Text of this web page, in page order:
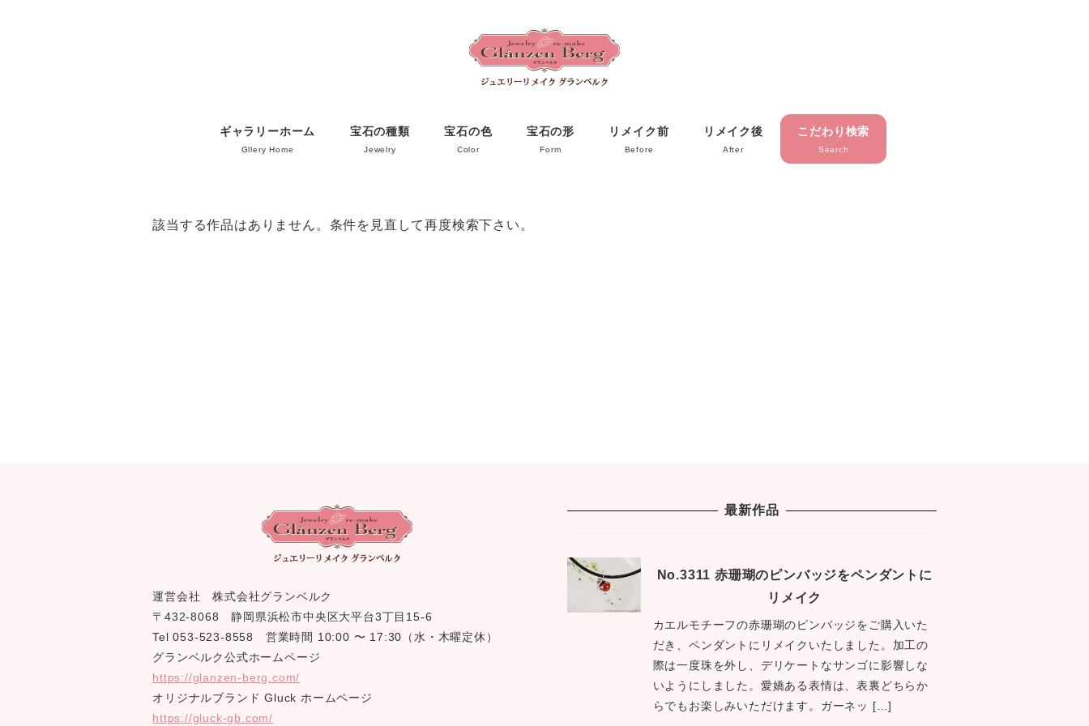
ギャラリーホーム
Gllery Home
宝石の種類
Jewelry
宝石の色
Color
宝石の形
Form
リメイク前
Before
リメイク後
After
こだわり検索
Search
該当する作品はありません。条件を見直して再度検索下さい。
運営会社 株式会社グランベルク
〒432-8068 静岡県浜松市中央区大平台3丁目15-6
Tel 053-523-8558 営業時間 10:00 〜 17:30（水・木曜定休）
グランベルク公式ホームページ
https://glanzen-berg.com/
オリジナルブランド Gluck ホームページ
https://gluck-gb.com/
最新作品
No.3311 赤珊瑚のピンバッジをペンダントに
リメイク
カエルモチーフの赤珊瑚のピンバッジをご購入いた
だき、ペンダントにリメイクいたしました。加工の
際は一度珠を外し、デリケートなサンゴに影響しな
いようにしました。愛嬌ある表情は、表裏どちらか
らでもお楽しみいただけます。ガーネッ […]